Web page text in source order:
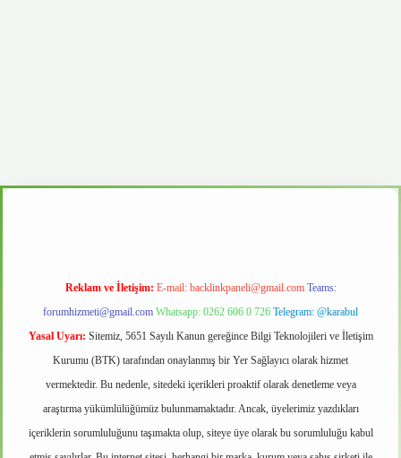
Reklam ve İletişim: E-mail: backlinkpaneli@gmail.com Teams:
forumhizmeti@gmail.com Whatsapp: 0262 606 0 726 Telegram: @karabul
Yasal Uyarı: Sitemiz, 5651 Sayılı Kanun gereğince Bilgi Teknolojileri ve İletişim
Kurumu (BTK) tarafından onaylanmış bir Yer Sağlayıcı olarak hizmet
vermektedir. Bu nedenle, sitedeki içerikleri proaktif olarak denetleme veya
araştırma yükümlülüğümüz bulunmamaktadır. Ancak, üyelerimiz yazdıkları
içeriklerin sorumluluğunu taşımakta olup, siteye üye olarak bu sorumluluğu kabul